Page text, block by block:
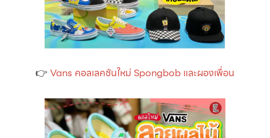
👉 Vans คอลเลคชันใหม่ Spongbob และผองเพื่อน